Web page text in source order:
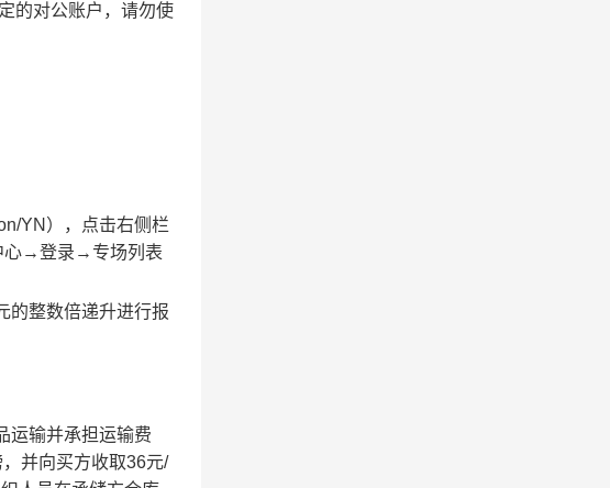
的对公账户，请勿使
YN），点击右侧栏
心→登录→专场列表
的整数倍递升进行报
运输并承担运输费
并向买方收取36元/